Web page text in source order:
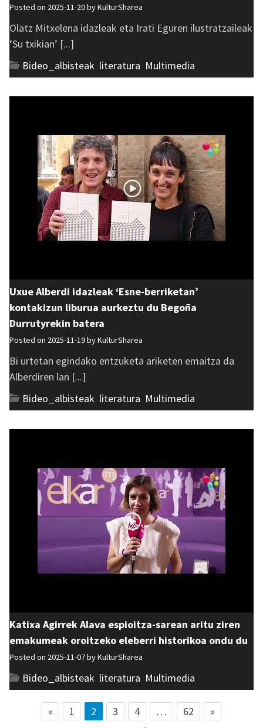
Posted on 2025-11-20 byKulturSharea
Olatz Mitxelena idazleak eta Irati Eguren ilustratzaileak
‘Su txikian’ [...]
Bideo_albisteak literatura Multimedia
Uxue Alberdi idazleak ‘Esne-berriketan’
kontakizun liburua aurkeztu du Begoña
Durrutyrekin batera
Posted on 2025-11-19 byKulturSharea
Bi urtetan egindako entzuketa ariketen emaitza da
Alberdiren lan [...]
Bideo_albisteak literatura Multimedia
Katixa Agirrek Alava espioitza-sarean aritu ziren
emakumeak oroitzeko eleberri historikoa ondu du
Posted on 2025-11-07 byKulturSharea
Bideo_albisteak literatura Multimedia
« 1 2 3 4 … 62
»